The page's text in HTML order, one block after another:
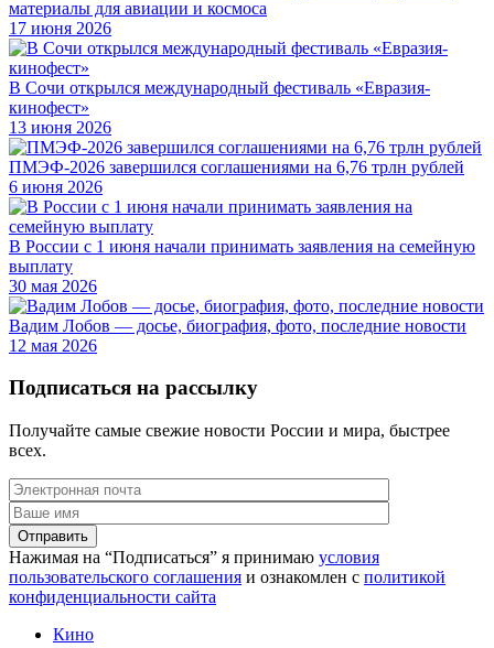
материалы для авиации и космоса
17 июня 2026
В Сочи открылся международный фестиваль «Евразия-
кинофест»
13 июня 2026
ПМЭФ-2026 завершился соглашениями на 6,76 трлн рублей
6 июня 2026
В России с 1 июня начали принимать заявления на семейную
выплату
30 мая 2026
Вадим Лобов — досье, биография, фото, последние новости
12 мая 2026
Подписаться на рассылку
Получайте самые свежие новости России и мира, быстрее
всех.
Нажимая на “Подписаться” я принимаю условия
пользовательского соглашения и ознакомлен с политикой
конфиденциальности сайта
Кино